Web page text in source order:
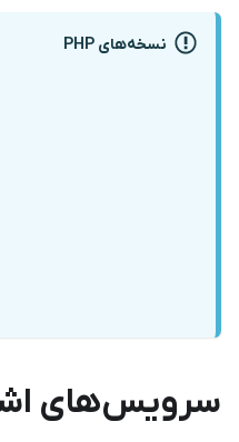
نسخه‌های PHP
سرویس‌های